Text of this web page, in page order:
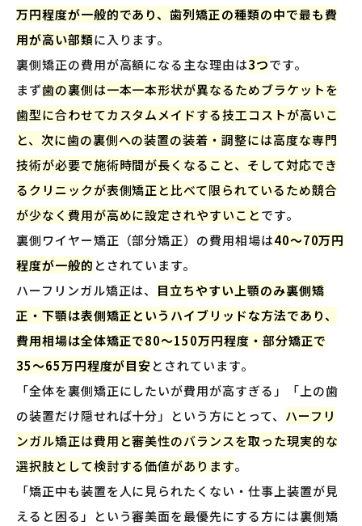
万円程度が一般的であり、歯列矯正の種類の中で最も費
用が高い部類に入ります。
裏側矯正の費用が高額になる主な理由は3つです。
まず歯の裏側は一本一本形状が異なるためブラケットを
歯型に合わせてカスタムメイドする技工コストが高いこ
と、次に歯の裏側への装置の装着・調整には高度な専門
技術が必要で施術時間が長くなること、そして対応でき
るクリニックが表側矯正と比べて限られているため競合
が少なく費用が高めに設定されやすいことです。
裏側ワイヤー矯正（部分矯正）の費用相場は40〜70万円
程度が一般的 とされています。
ハーフリンガル矯正は、 目立ちやすい上顎のみ裏側矯
正・下顎は表側矯正というハイブリッドな方法であり、
費用相場は全体矯正で80〜150万円程度・部分矯正で
35〜65万円程度が目安とされています。
「全体を裏側矯正にしたいが費用が高すぎる」「上の歯
の装置だけ隠せれば十分」という方にとって、 ハーフリ
ンガル矯正は費用と審美性のバランスを取った現実的な
選択肢として検討する価値があります。
「矯正中も装置を人に見られたくない・仕事上装置が見
えると困る」という審美面を最優先にする方には裏側矯